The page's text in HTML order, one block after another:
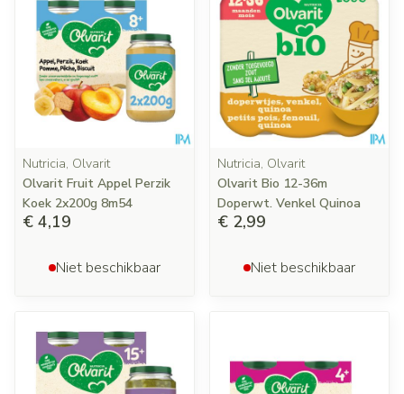
Nutricia, Olvarit
Olvarit Fruit Appel Perzik
Koek 2x200g 8m54
€ 4,19
Niet beschikbaar
Nutricia, Olvarit
Olvarit Bio 12-36m
Doperwt. Venkel Quinoa
€ 2,99
Niet beschikbaar